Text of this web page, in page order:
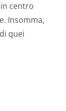
centro
Insomma,
quei